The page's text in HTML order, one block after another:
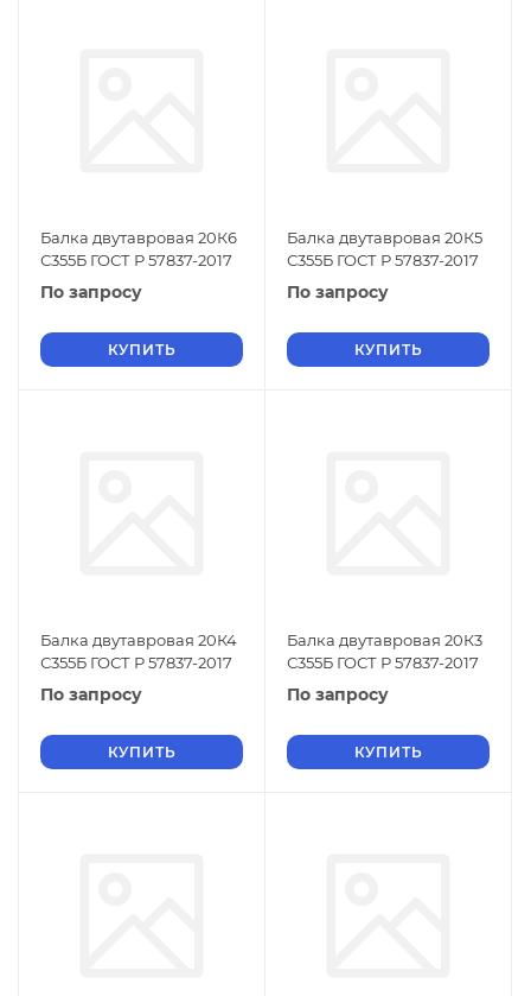
Балка двутавровая 20К6
С355Б ГОСТ Р 57837-2017
По запросу
КУПИТЬ
Балка двутавровая 20К5
С355Б ГОСТ Р 57837-2017
По запросу
КУПИТЬ
Балка двутавровая 20К4
С355Б ГОСТ Р 57837-2017
По запросу
КУПИТЬ
Балка двутавровая 20К3
С355Б ГОСТ Р 57837-2017
По запросу
КУПИТЬ